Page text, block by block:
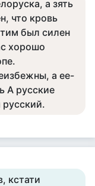
а зять
что кровь
был силен
хорошо
а ее-
А русские
кстати